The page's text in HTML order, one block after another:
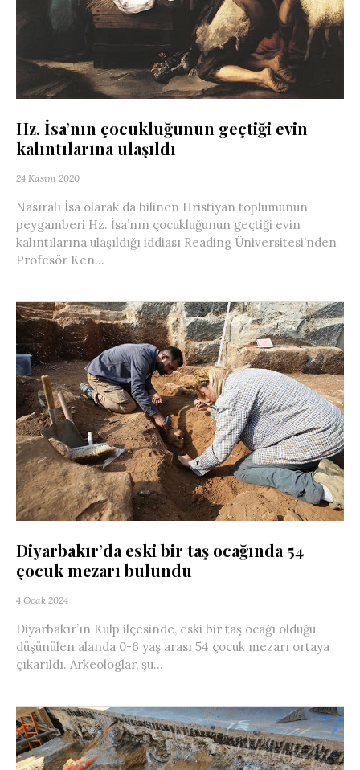
Hz. İsa’nın çocukluğunun geçtiği evin
kalıntılarına ulaşıldı
24 Kasım 2020
Nasıralı İsa olarak da bilinen Hristiyan toplumunun
peygamberi Hz. İsa’nın çocukluğunun geçtiği evin
kalıntılarına ulaşıldığı iddiası Reading Üniversitesi’nden
Profesör Ken...
Diyarbakır’da eski bir taş ocağında 54
çocuk mezarı bulundu
4 Ocak 2024
Diyarbakır’ın Kulp ilçesinde, eski bir taş ocağı olduğu
düşünülen alanda 0-6 yaş arası 54 çocuk mezarı ortaya
çıkarıldı. Arkeologlar, şu...